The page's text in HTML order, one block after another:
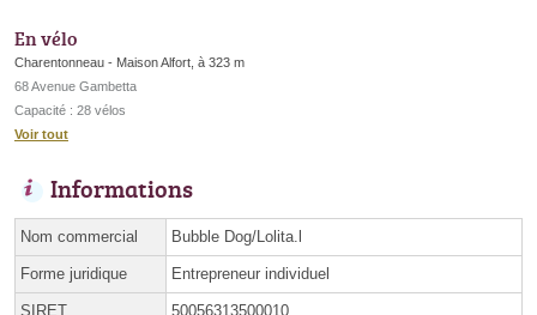
En vélo
Charentonneau - Maison Alfort, à 323 m
68 Avenue Gambetta
Capacité : 28 vélos
Voir tout
Informations
Nom commercial Bubble Dog/Lolita.l
Forme juridique Entrepreneur individuel
SIRET 50056313500010